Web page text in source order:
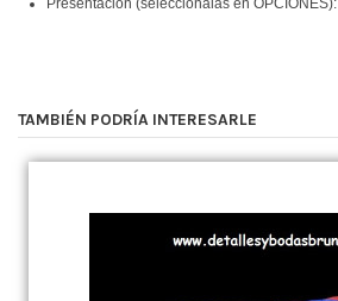
Presentación (selecciónalas en OPCIONES):
TAMBIÉN PODRÍA INTERESARLE